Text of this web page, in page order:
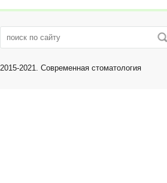
2015-2021. Современная стоматология